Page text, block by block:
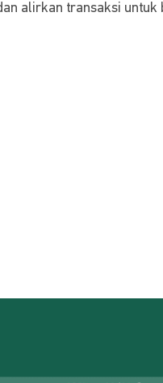
alirkan transaksi untuk